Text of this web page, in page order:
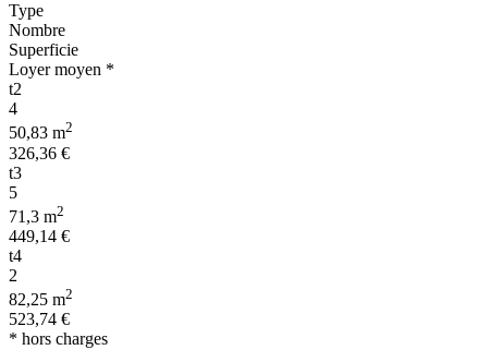
Type
Nombre
Superficie
Loyer moyen *
t2
4
50,83 m2
326,36 €
t3
5
71,3 m2
449,14 €
t4
2
82,25 m2
523,74 €
* hors charges